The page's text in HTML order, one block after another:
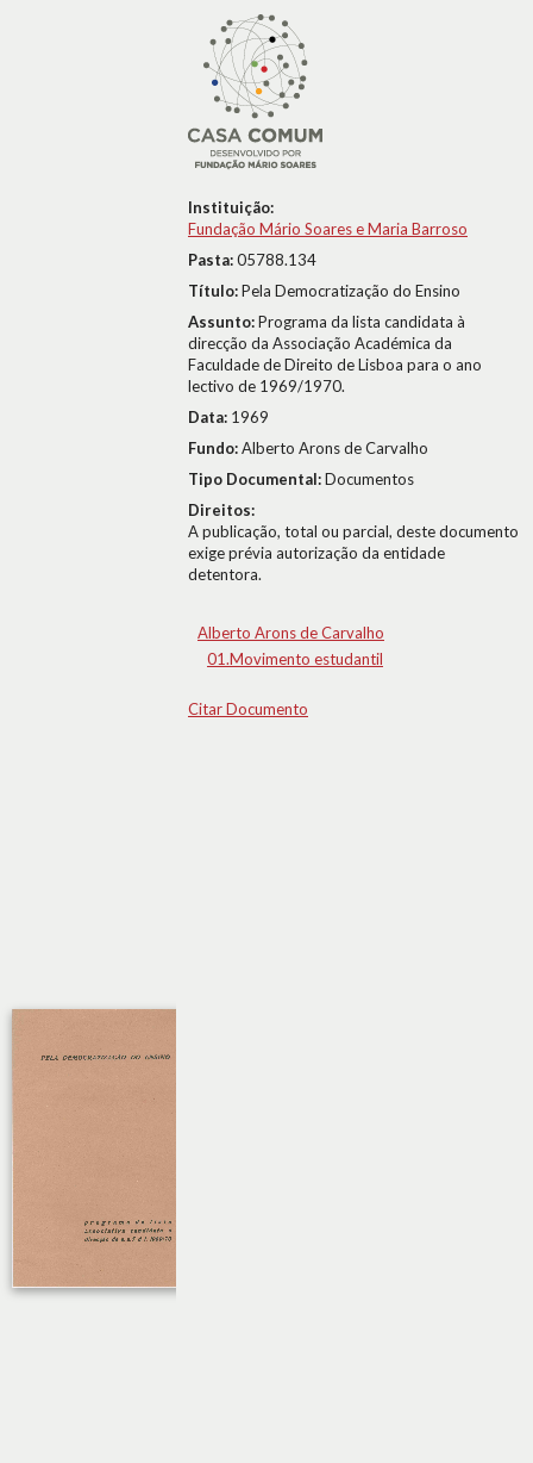
Instituição:
Fundação Mário Soares e Maria Barroso
Pasta:05788.134
Título:Pela Democratização do Ensino
Assunto:Programa da lista candidata à
direcção da Associação Académica da
Faculdade de Direito de Lisboa para o ano
lectivo de 1969/1970.
Data: 1969
Fundo:Alberto Arons de Carvalho
Tipo Documental:Documentos
Direitos:
A publicação, total ou parcial, deste documento
exige prévia autorização da entidade
detentora.
Alberto Arons de Carvalho
01.Movimento estudantil
Citar Documento